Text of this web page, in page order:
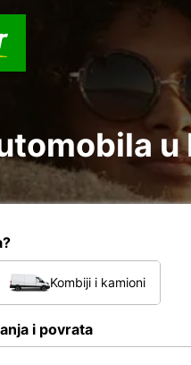
Kombiji i kamioni
i povrata